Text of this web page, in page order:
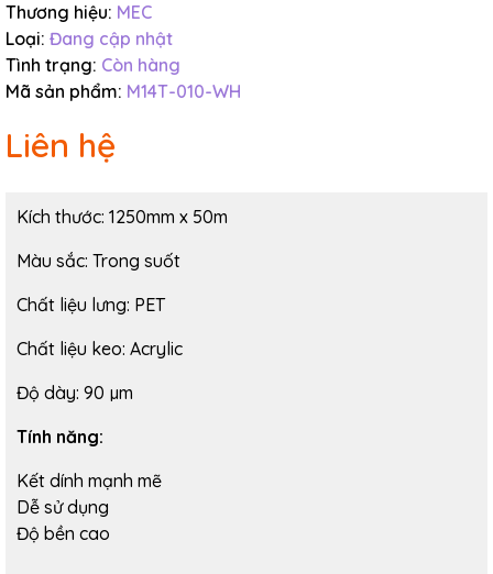
Thương hiệu: MEC
Loại: Đang cập nhật
Tình trạng: Còn hàng
Mã sản phẩm: M14T-010-WH
Liên hệ
Kích thước: 1250mm x 50m
Màu sắc: Trong suốt
Chất liệu lưng: PET
Chất liệu keo: Acrylic
Độ dày: 90 µm
Tính năng:
Kết dính mạnh mẽ
Dễ sử dụng
Độ bền cao